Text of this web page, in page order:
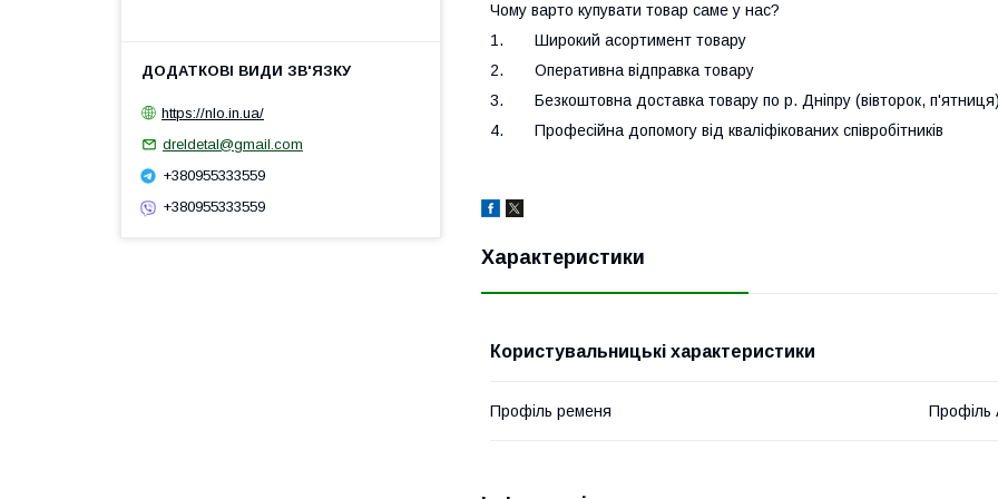
Чому варто купувати товар саме у нас?
1.
Широкий асортимент товару
2.
Оперативна відправка товару
3.
Безкоштовна доставка товару по р. Дніпру (вівторок,
4.
Професійна допомогу від кваліфікованих співробітників
Характеристики
Користувальницькі характеристики
Профіль ременя Профіль
https://nlo.in.ua/
dreldetal@gmail.com
+380955333559
+380955333559